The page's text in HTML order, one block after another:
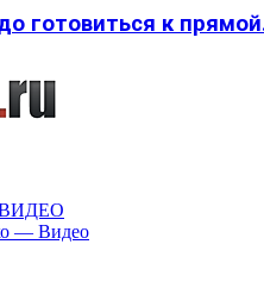
готовиться к
ВИДЕО
— Видео